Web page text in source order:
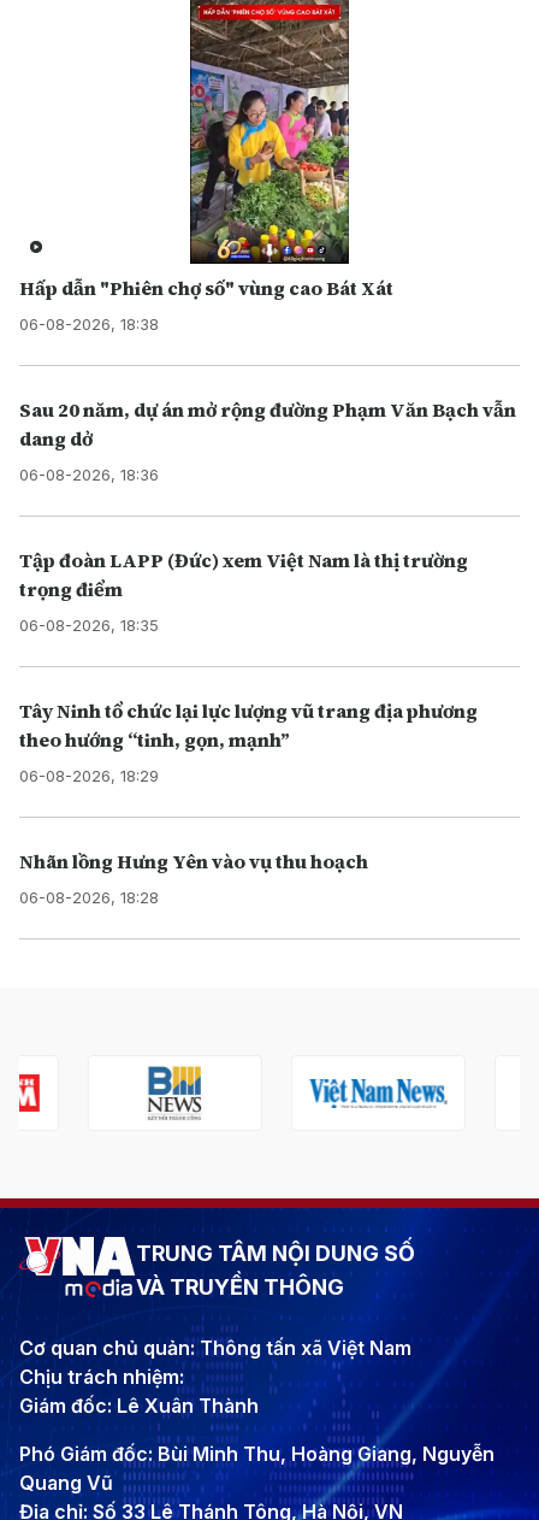
Hấp dẫn "Phiên chợ số" vùng cao Bát Xát
06-08-2026, 18:38
Sau 20 năm, dự án mở rộng đường Phạm Văn Bạch vẫn
dang dở
06-08-2026, 18:36
Tập đoàn LAPP (Đức) xem Việt Nam là thị trường
trọng điểm
06-08-2026, 18:35
Tây Ninh tổ chức lại lực lượng vũ trang địa phương
theo hướng “tinh, gọn, mạnh”
06-08-2026, 18:29
Nhãn lồng Hưng Yên vào vụ thu hoạch
06-08-2026, 18:28
TRUNG TÂM NỘI DUNG SỐ
VÀ TRUYỀN THÔNG
Cơ quan chủ quản: Thông tấn xã Việt Nam
Chịu trách nhiệm:
Giám đốc: Lê Xuân Thành
Phó Giám đốc: Bùi Minh Thu, Hoàng Giang, Nguyễn
Quang Vũ
Địa chỉ: Số 33 Lê Thánh Tông, Hà Nội, VN